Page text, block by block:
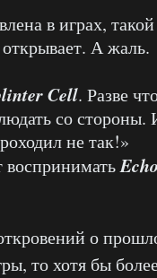
в играх,
А жаль.
Cell. Разве
со
не так!»
воспринимать
о
то хотя бы